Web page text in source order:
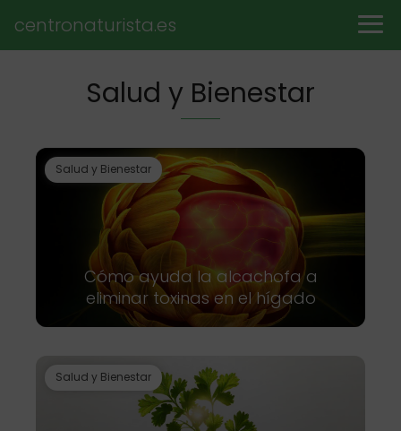
centronaturista.es
Salud y Bienestar
Salud y Bienestar
Cómo ayuda la alcachofa a
eliminar toxinas en el hígado
Salud y Bienestar